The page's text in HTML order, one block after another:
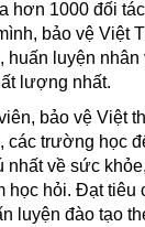
hơn 1000 đối
bảo vệ Việt
huấn luyện nhân
lượng nhất.
bảo vệ Việt
các trường học
nhất về sức
học hỏi. Đạt tiêu
luyện đào tạo